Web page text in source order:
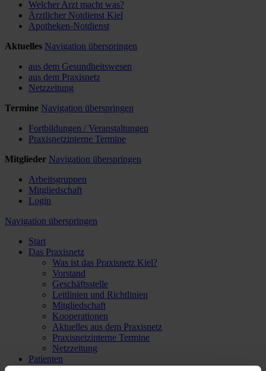
Welcher Arzt macht was?
Ärztlicher Notdienst Kiel
Apotheken-Notdienst
Aktuelles Navigation überspringen
aus dem Gesundheitswesen
aus dem Praxisnetz
Netzzeitung
Termine Navigation überspringen
Fortbildungen / Veranstaltungen
Praxisnetzinterne Termine
Mitglieder Navigation überspringen
Arbeitsgruppen
Mitgliedschaft
Login
Navigation überspringen
Start
Das Praxisnetz
Was ist das Praxisnetz Kiel?
Vorstand
Geschäftsstelle
Leitlinien und Richtlinien
Mitgliedschaft
Kooperationen
Aktuelles aus dem Praxisnetz
Praxisnetzinterne Termine
Netzzeitung
Patienten